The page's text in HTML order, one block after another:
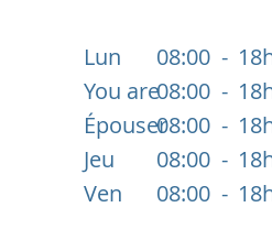
08:00 -
08:00 -
08:00 -
08:00 -
08:00 -
Lun
You are
Épouser
Jeu
Ven